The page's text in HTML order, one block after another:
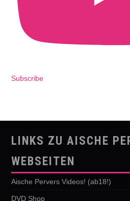
Subscribe
LINKS ZU AISCHE
WEBSEITEN
Aische Pervers Videos! (ab18!)
DVD Shop